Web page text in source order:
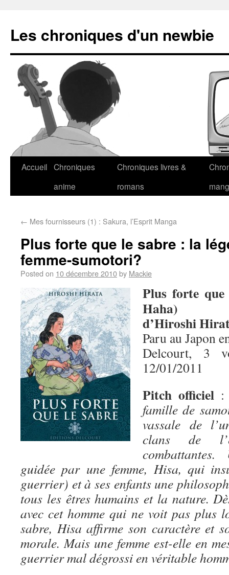
Les chroniques d'un newbie
Accueil Chroniques
anime
Chroniques livres &
romans
← Mes fournisseurs (1) : Sakura, l’Esprit Manga
Plus forte que le sabre : la
femme-sumotori?
Posted on 10 décembre 2010by Mackie
Plus forte
Haha)
d’Hiroshi
Paru au Japon
Delcourt, 3
12/01/2011
Pitch officiel
famille de
vassale de
clans de
guidée par une femme, Hisa, qui
guerrier) et à ses enfants une
tous les êtres humains et la nature.
avec cet homme qui ne voit pas plus
sabre, Hisa affirme son caractère et
morale. Mais une femme est-elle en
guerrier mal dégrossi en véritable